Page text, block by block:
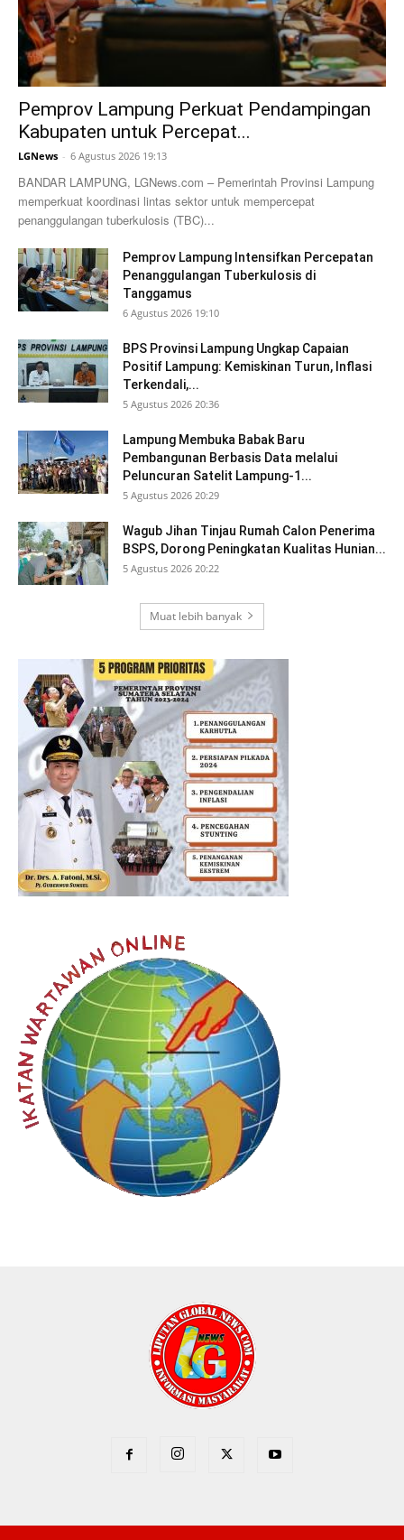
Pemprov Lampung Perkuat Pendampingan
Kabupaten untuk Percepat...
LGNews - 6 Agustus 2026 19:13
BANDAR LAMPUNG, LGNews.com – Pemerintah Provinsi Lampung
memperkuat koordinasi lintas sektor untuk mempercepat
penanggulangan tuberkulosis (TBC)...
Pemprov Lampung Intensifkan Percepatan
Penanggulangan Tuberkulosis di
Tanggamus
6 Agustus 2026 19:10
BPS Provinsi Lampung Ungkap Capaian
Positif Lampung: Kemiskinan Turun, Inflasi
Terkendali,...
5 Agustus 2026 20:36
Lampung Membuka Babak Baru
Pembangunan Berbasis Data melalui
Peluncuran Satelit Lampung-1...
5 Agustus 2026 20:29
Wagub Jihan Tinjau Rumah Calon Penerima
BSPS, Dorong Peningkatan Kualitas Hunian...
5 Agustus 2026 20:22
Muat lebih banyak